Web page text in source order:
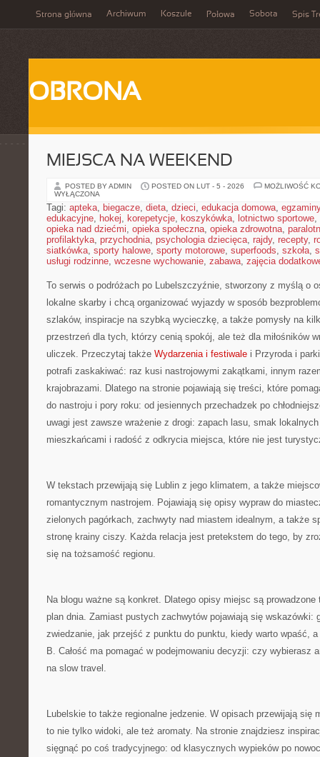
Strona główna Archiwum Koszule Połowa Sobota Spis
OBRONA
MIEJSCA NA WEEKEND
POSTED BY ADMIN POSTED ON LUT - 5 - 2026
MOŻLIWOŚĆ
WYŁĄCZONA
Tagi: apteka, biegacze, dieta, dzieci, edukacja domowa, egzaminy
edukacyjne, hokej, korepetycje, koszykówka, lotnictwo sportowe,
opieka nad dziećmi, opieka społeczna, opieka zdrowotna,
profilaktyka, przychodnia, psychologia dziecięca, rajdy, recepty,
siatkówka, sporty halowe, sporty motorowe, superfoods, szkoła,
usługi rodzinne, wczesne wychowanie, zabawa, zajęcia
To serwis o podróżach po Lubelszczyźnie, stworzony z myślą o
lokalne skarby i chcą organizować wyjazdy w sposób
szlaków, inspiracje na szybką wycieczkę, a także pomysły na
przestrzeń dla tych, którzy cenią spokój, ale też dla miłośników
uliczek. Przeczytaj także Wydarzenia i festiwale i Przyroda i
potrafi zaskakiwać: raz kusi nastrojowymi zakątkami, innym
krajobrazami. Dlatego na stronie pojawiają się treści, które
do nastroju i pory roku: od jesiennych przechadzek po
uwagi jest zawsze wrażenie z drogi: zapach lasu, smak
mieszkańcami i radość z odkrycia miejsca, które nie jest
W tekstach przewijają się Lublin z jego klimatem, a także
romantycznym nastrojem. Pojawiają się opisy wypraw do
zielonych pagórkach, zachwyty nad miastem idealnym, a także
stronę krainy ciszy. Każda relacja jest pretekstem do tego, by
się na tożsamość regionu.
Na blogu ważne są konkret. Dlatego opisy miejsc są prowadzone
plan dnia. Zamiast pustych zachwytów pojawiają się wskazówki:
zwiedzanie, jak przejść z punktu do punktu, kiedy warto wpaść,
B. Całość ma pomagać w podejmowaniu decyzji: czy wybierasz
na slow travel.
Lubelskie to także regionalne jedzenie. W opisach przewijają się
to nie tylko widoki, ale też aromaty. Na stronie znajdziesz
sięgnąć po coś tradycyjnego: od klasycznych wypieków po